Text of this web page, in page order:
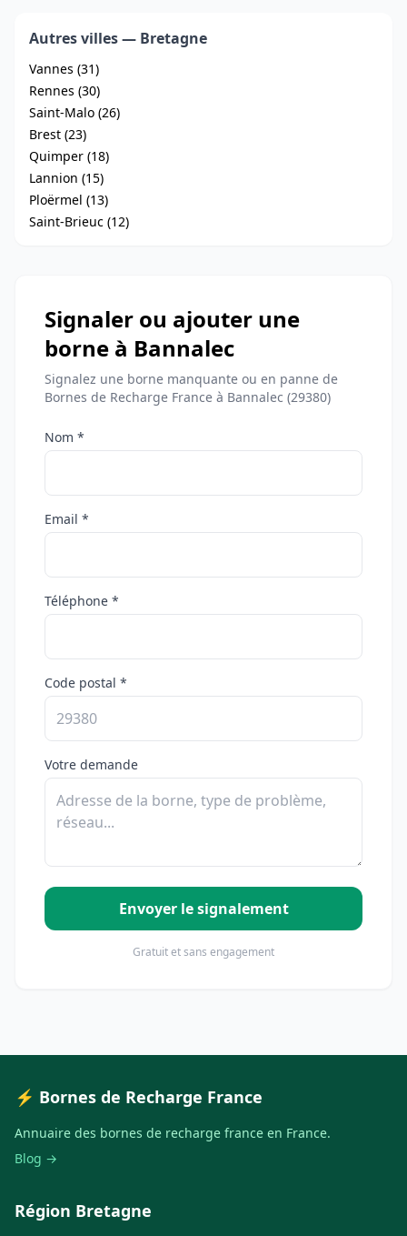
Autres villes — Bretagne
Vannes (31)
Rennes (30)
Saint-Malo (26)
Brest (23)
Quimper (18)
Lannion (15)
Ploërmel (13)
Saint-Brieuc (12)
Signaler ou ajouter une
borne à Bannalec
Signalez une borne manquante ou en panne de
Bornes de Recharge France à Bannalec (29380)
Nom *
Email *
Téléphone *
Code postal *
Votre demande
Envoyer le signalement
Gratuit et sans engagement
⚡ Bornes de Recharge France
Annuaire des bornes de recharge france en France.
Blog →
Région Bretagne